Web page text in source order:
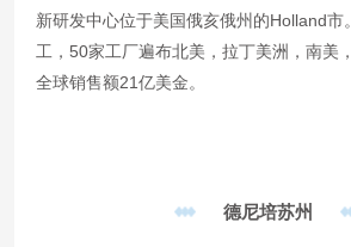
新研发中心位于美国俄亥俄州的Holland市
工，50家工厂遍布北美，拉丁美洲，南美
全球销售额21亿美金。
德尼培苏州